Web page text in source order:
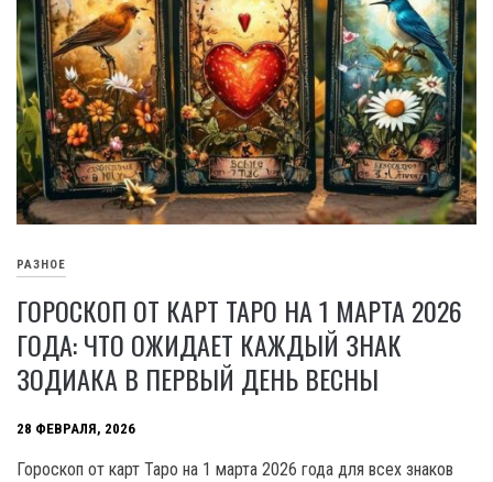
РАЗНОЕ
ГОРОСКОП ОТ КАРТ ТАРО НА 1 МАРТА 2026
ГОДА: ЧТО ОЖИДАЕТ КАЖДЫЙ ЗНАК
ЗОДИАКА В ПЕРВЫЙ ДЕНЬ ВЕСНЫ
28 ФЕВРАЛЯ, 2026
Гороскоп от карт Таро на 1 марта 2026 года для всех знаков